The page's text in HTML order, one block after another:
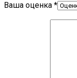
Ваша оценка *